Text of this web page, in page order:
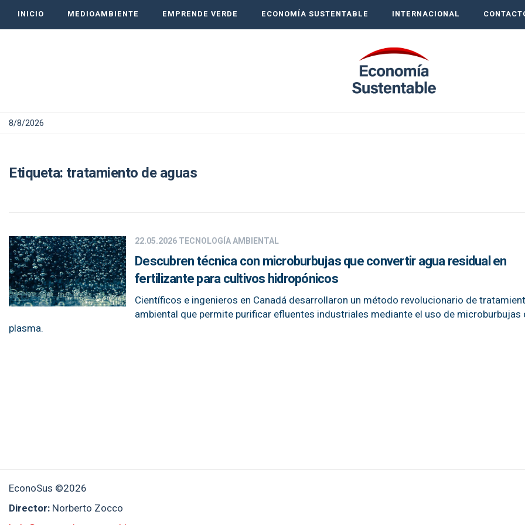
INICIO MEDIOAMBIENTE EMPRENDE VERDE ECONOMÍA SUSTENTABLE INTERNACIONAL
8/8/2026
Etiqueta: tratamiento de aguas
22.05.2026TECNOLOGÍA AMBIENTAL
Descubren técnica con microburbujas que convertir agua residual en
fertilizante para cultivos hidropónicos
Científicos e ingenieros en Canadá desarrollaron un método revolucionario de
ambiental que permite purificar efluentes industriales mediante el uso de microburbujas
plasma.
EconoSus ©2026
Director: Norberto Zocco